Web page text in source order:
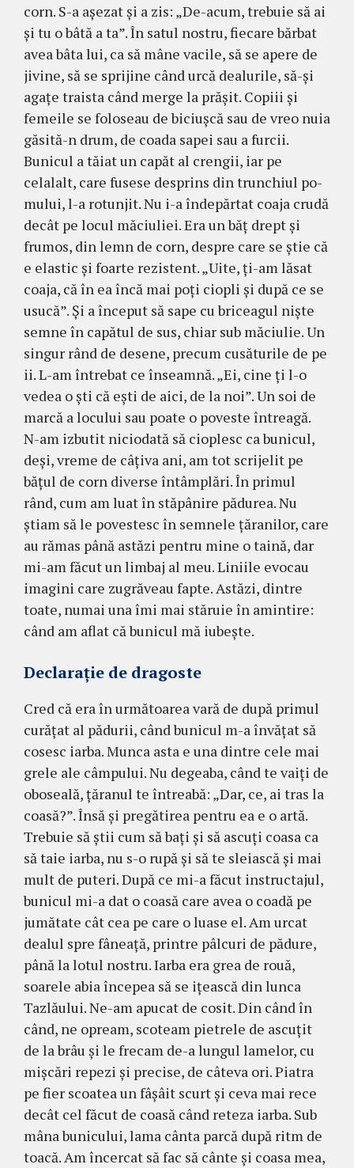
corn. S-a aşezat şi a zis: „De-acum, trebuie să ai
şi tu o bâtă a ta”. În satul nostru, fiecare bărbat
avea bâta lui, ca să mâne vacile, să se ape­re de
jivine, să se sprijine când urcă dealurile, să-şi
agaţe traista când merge la prăşit. Copiii şi
femeile se foloseau de biciuşcă sau de vreo nuia
găsită-n drum, de coada sapei sau a furcii.
Bunicul a tăiat un capăt al cren­gii, iar pe
celalalt, care fusese desprins din trunchiul po­
mului, l-a rotunjit. Nu i-a în­depărtat coaja crudă
decât pe locul mă­ciuliei. Era un băţ drept şi
frumos, din lemn de corn, despre care se ştie că
e elastic şi foarte re­zis­tent. „Uite, ţi-am lăsat
coaja, că în ea încă mai poţi ciopli şi după ce se
usucă”. Şi a început să sape cu bri­ceagul nişte
semne în ca­pă­tul de sus, chiar sub mă­ciulie. Un
singur rând de desene, pre­cum cu­săturile de pe
ii. L-am întrebat ce înseamnă. „Ei, cine ţi l-o
vedea o şti că eşti de aici, de la noi”. Un soi de
marcă a locului sau poate o poveste întrea­gă.
N-am izbutit niciodată să cioplesc ca bunicul,
deşi, vreme de câţiva ani, am tot scrijelit pe
băţul de corn diverse întâmplări. În primul
rând, cum am luat în stăpânire pădurea. Nu
ştiam să le povestesc în semnele ţăranilor, care
au rămas până astăzi pentru mine o taină, dar
mi-am făcut un limbaj al meu. Liniile evocau
imagini care zugrăveau fapte. Astăzi, dintre
toate, numai una îmi mai stăruie în amintire:
când am aflat că bunicul mă iubeşte.
Declaraţie de dragoste
Cred că era în următoarea vară de după primul
curăţat al pădurii, când bunicul m-a învăţat să
cosesc iarba. Munca asta e una dintre cele mai
grele ale câmpului. Nu degeaba, când te vaiţi de
oboseală, ţăranul te întreabă: „Dar, ce, ai tras la
coasă?”. Însă şi pregătirea pentru ea e o artă.
Trebuie să ştii cum să baţi şi să ascuţi coasa ca
să taie iarba, nu s-o rupă şi să te sleiască şi mai
mult de puteri. După ce mi-a făcut instructajul,
bunicul mi-a dat o coasă care avea o coadă pe
jumătate cât cea pe care o luase el. Am urcat
dealul spre fâneaţă, printre pâlcuri de pădure,
până la lotul nostru. Iarba era grea de rouă,
soarele abia începea să se iţească din lunca
Tazlăului. Ne-am apucat de cosit. Din când în
când, ne opream, sco­team pietrele de ascuţit
de la brâu şi le frecam de-a lun­gul lamelor, cu
mişcări repezi şi precise, de câ­teva ori. Piatra
pe fier scoatea un fâşâit scurt şi ceva mai rece
decât cel făcut de coasă când reteza iarba. Sub
mâna bunicului, lama cânta parcă după ritm de
toacă. Am încercat să fac să cânte şi coasa mea,